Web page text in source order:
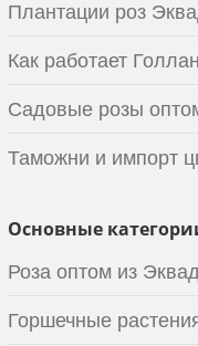
Плантации роз
Как работает
Садовые розы
Таможни и импорт
Основные
Роза оптом из
Горшечные